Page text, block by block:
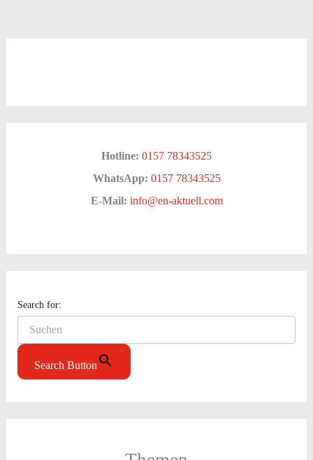
Hotline: 0157 78343525
WhatsApp: 0157 78343525
E-Mail: info@en-aktuell.com
Search for:
Search Button